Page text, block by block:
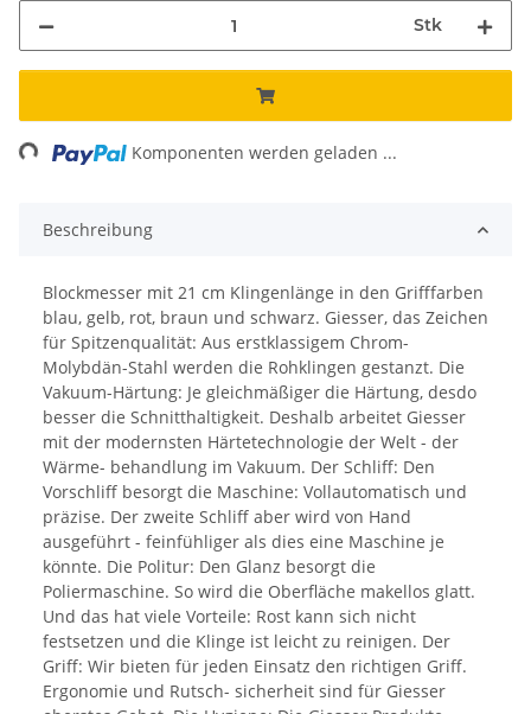
Stk
Komponenten werden geladen ...
Beschreibung
Blockmesser mit 21 cm Klingenlänge in den Grifffarben
blau, gelb, rot, braun und schwarz. Giesser, das Zeichen
für Spitzenqualität: Aus erstklassigem Chrom-
Molybdän-Stahl werden die Rohklingen gestanzt. Die
Vakuum-Härtung: Je gleichmäßiger die Härtung, desdo
besser die Schnitthaltigkeit. Deshalb arbeitet Giesser
mit der modernsten Härtetechnologie der Welt - der
Wärme- behandlung im Vakuum. Der Schliff: Den
Vorschliff besorgt die Maschine: Vollautomatisch und
präzise. Der zweite Schliff aber wird von Hand
ausgeführt - feinfühliger als dies eine Maschine je
könnte. Die Politur: Den Glanz besorgt die
Poliermaschine. So wird die Oberfläche makellos glatt.
Und das hat viele Vorteile: Rost kann sich nicht
festsetzen und die Klinge ist leicht zu reinigen. Der
Griff: Wir bieten für jeden Einsatz den richtigen Griff.
Ergonomie und Rutsch- sicherheit sind für Giesser